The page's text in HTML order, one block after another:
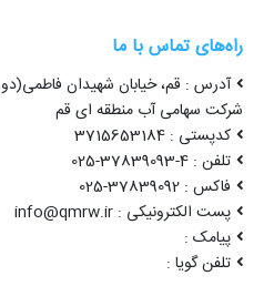
راه‌های تماس با ما
آدرس : قم، خیابان شهیدان
شرکت سهامی آب منطقه ای قم
کدپستی : 3715653184
تلفن : 4-37839093-025
فاکس : 37839092-025
پست الکترونیکی : info@qmrw.ir
پیامک :
تلفن گویا :